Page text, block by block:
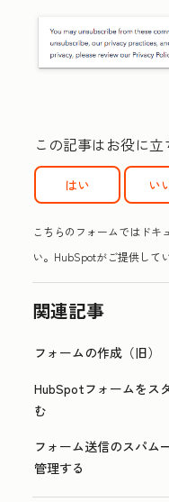
この記事はお役に立
はい い
こちらのフォームではドキ
い。HubSpotがご提供して
関連記事
フォームの作成（旧）
HubSpotフォームをス
む
フォーム送信のスパム
管理する